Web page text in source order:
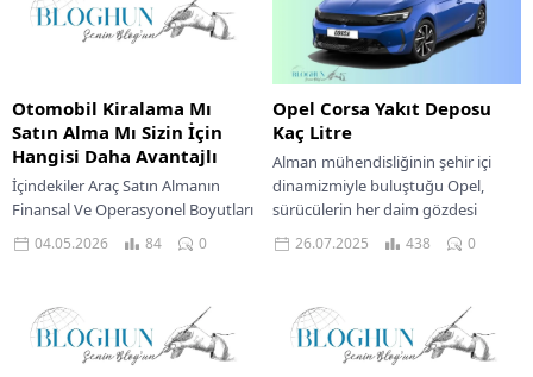
Otomobil Kiralama Mı
Satın Alma Mı Sizin İçin
Hangisi Daha Avantajlı
İçindekiler Araç Satın Almanın
Finansal Ve Operasyonel Boyutları
Kiralama Seçeneğinin Temel
Avantajları Ve Dezavantajları Satın
04.05.2026 84 0
Opel Corsa Yakıt Deposu
Kaç Litre
Alman mühendisliğinin şehir içi
dinamizmiyle buluştuğu Opel,
sürücülerin her daim gözdesi
olmayı başardı. Markanın bu
başarısındaki en büyük pay
26.07.2025 438 0